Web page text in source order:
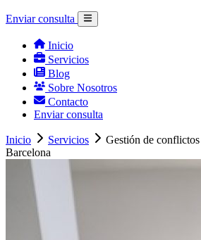
Enviar consulta
Inicio
Servicios
Blog
Sobre Nosotros
Contacto
Enviar consulta
Inicio Servicios
Gestión de
Barcelona